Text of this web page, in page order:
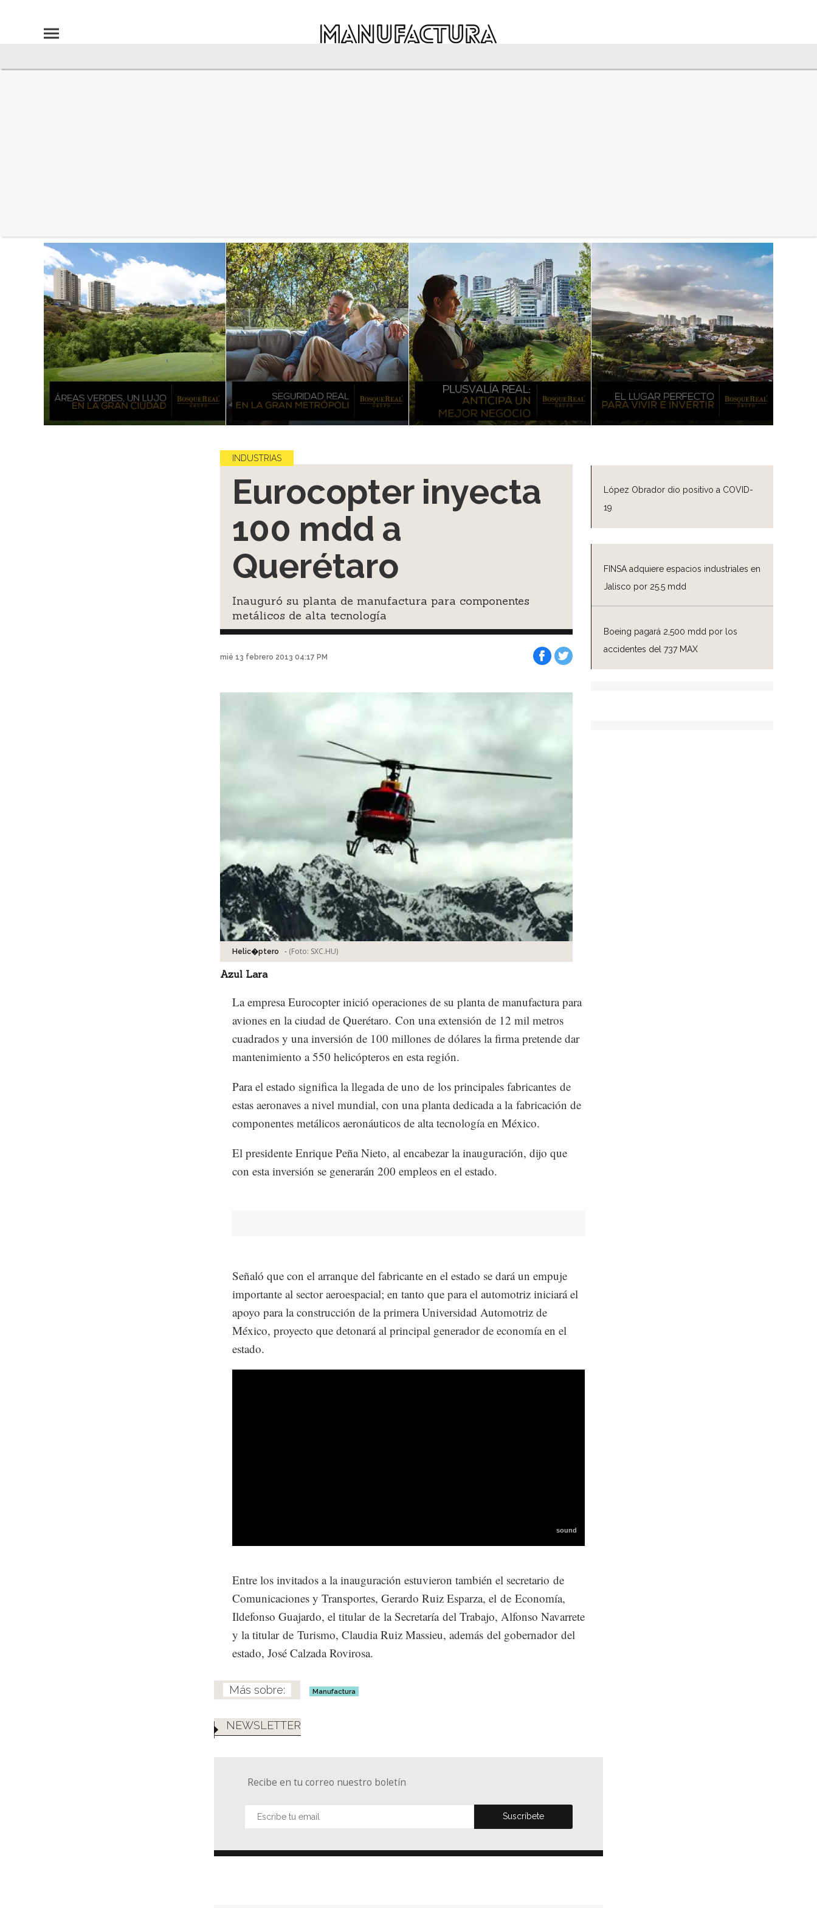
López Obrador dio positivo a COVID-
19
FINSA adquiere espacios industriales en
Jalisco por 25.5 mdd
Boeing pagará 2,500 mdd por los
accidentes del 737 MAX
INDUSTRIAS
Eurocopter inyecta
100 mdd a
Querétaro
Inauguró su planta de manufactura para componentes
metálicos de alta tecnología
mié 13 febrero 2013 04:17 PM
Helic�ptero - (Foto: SXC.HU)
Azul Lara
La empresa Eurocopter inició operaciones de su planta de manufactura para
aviones en la ciudad de Querétaro. Con una extensión de 12 mil metros
cuadrados y una inversión de 100 millones de dólares la firma pretende dar
mantenimiento a 550 helicópteros en esta región.
Para el estado significa la llegada de uno de los principales fabricantes de
estas aeronaves a nivel mundial, con una planta dedicada a la fabricación de
componentes metálicos aeronáuticos de alta tecnología en México.
El presidente Enrique Peña Nieto, al encabezar la inauguración, dijo que
con esta inversión se generarán 200 empleos en el estado.
Señaló que con el arranque del fabricante en el estado se dará un empuje
importante al sector aeroespacial; en tanto que para el automotriz iniciará el
apoyo para la construcción de la primera Universidad Automotriz de
México, proyecto que detonará al principal generador de economía en el
estado.
Entre los invitados a la inauguración estuvieron también el secretario de
Comunicaciones y Transportes, Gerardo Ruiz Esparza, el de Economía,
Ildefonso Guajardo, el titular de la Secretaría del Trabajo, Alfonso Navarrete
y la titular de Turismo, Claudia Ruiz Massieu, además del gobernador del
estado, José Calzada Rovirosa.
Manufactura
NEWSLETTER
Recibe en tu correo nuestro boletín